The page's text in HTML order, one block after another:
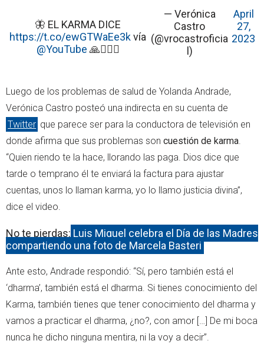
🦋 EL KARMA DICE
https://t.co/ewGTWaEe3kvía
@YouTube 🙏🙇🏻‍♀️
— Verónica
Castro
(@vrocastroficia
l)
April
27,
2023
Luego de los problemas de salud de Yolanda Andrade,
Verónica Castro posteó una indirecta en su cuenta de
Twitter que parece ser para la conductora de televisión en
donde afirma que sus problemas son cuestión de karma.
“Quien riendo te la hace, llorando las paga. Dios dice que
tarde o temprano él te enviará la factura para ajustar
cuentas, unos lo llaman karma, yo lo llamo justicia divina”,
dice el video.
No te pierdas: Luis Miguel celebra el Día de las Madres
compartiendo una foto de Marcela Basteri
Ante esto, Andrade respondió: “Sí, pero también está el
‘dharma’, también está el dharma. Si tienes conocimiento del
Karma, también tienes que tener conocimiento del dharma y
vamos a practicar el dharma, ¿no?, con amor […] De mi boca
nunca he dicho ninguna mentira, ni la voy a decir”.